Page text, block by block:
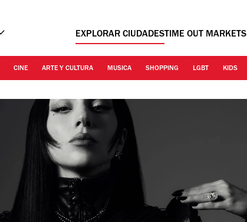
EXPLORAR CIUDADESTIME OUT MARKETS
CINE ARTE Y CULTURA MUSICA SHOPPING LGBT KIDS